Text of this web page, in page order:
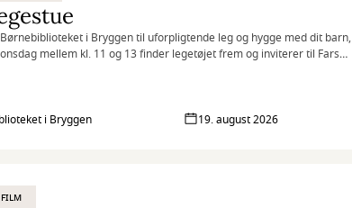
i Bryggen til uforpligtende leg og hygge med dit barn,
mellem kl. 11 og 13 finder legetøjet frem og inviterer til Fars
i Bryggen 19. august 2026